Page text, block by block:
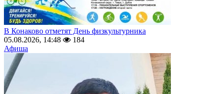
В Конаково отметят День физкультурника
05.08.2026, 14:48
184
Афиша